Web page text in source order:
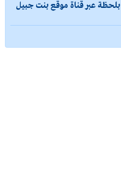
بلحظة عبر قناة موقع بنت جبيل